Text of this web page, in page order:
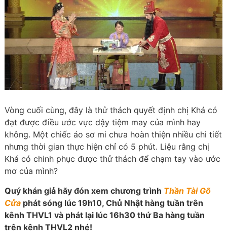
Vòng cuối cùng, đây là thử thách quyết định chị Khá có
đạt được điều ước vực dậy tiệm may của mình hay
không. Một chiếc áo sơ mi chưa hoàn thiện nhiều chi tiết
nhưng thời gian thực hiện chỉ có 5 phút. Liệu rằng chị
Khá có chinh phục được thử thách để chạm tay vào ước
mơ của mình?
Quý khán giả hãy đón xem chương trình Thần Tài Gõ
Cửaphát sóng lúc 19h10, Chủ Nhật hàng tuần trên
kênh THVL1 và phát lại lúc 16h30 thứ Ba hàng tuần
trên kênh THVL2 nhé!